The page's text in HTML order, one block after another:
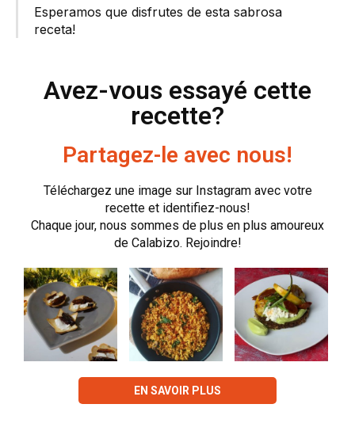
Esperamos que disfrutes de esta sabrosa
receta!
Avez-vous essayé cette
recette?
Partagez-le avec nous!
Téléchargez une image sur Instagram avec votre
recette et identifiez-nous!
Chaque jour, nous sommes de plus en plus amoureux
de Calabizo. Rejoindre!
EN SAVOIR PLUS